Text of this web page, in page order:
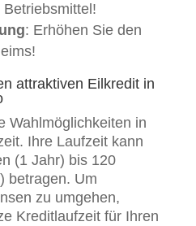
: Erhöhen Sie den
attraktiven Eilkredit in
Wahlmöglichkeiten in
Ihre Laufzeit kann
(1 Jahr) bis 120
betragen. Um
zu umgehen,
Kreditlaufzeit für Ihren